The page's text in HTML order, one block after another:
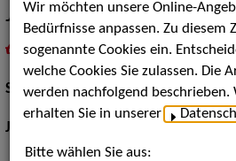
Jonas Anders
inMeine Merklistelegen
Schauspiel:Bühne
Jahrgang:
Wir möchten unsere Online-
Bedürfnisse anpassen. Zu diesem
sogenannte Cookies ein.
welche Cookies Sie zulassen. Die
werden nachfolgend
erhalten Sie in unserer
Bitte wählen Sie aus: